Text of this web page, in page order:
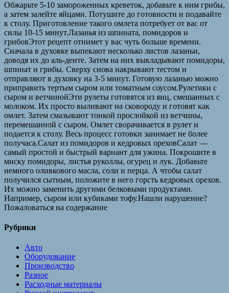
Обжарьте 5-10 замороженных креветок, добавьте к ним грибы,
а затем залейте яйцами. Потушите до готовности и подавайте
к столу. Приготовление такого омлета потребует от вас от
силы 10-15 минут.Лазанья из шпината, помидоров и
грибовЭтот рецепт отнимет у вас чуть больше времени.
Сначала в духовке выпекают несколько листов лазаньи,
доводя их до аль-денте. Затем на них выкладывают помидоры,
шпинат и грибы. Сверху снова накрывают тестом и
отправляют в духовку на 3-5 минут. Готовую лазанью можно
приправить тертым сыром или томатным соусом.Рулетики с
сыром и ветчинойЭти рулеты готовятся из яиц, смешанных с
молоком. Их просто выливают на сковороду и готовят как
омлет. Затем смазывают тонкой прослойкой из ветчины,
перемешанной с сыром. Омлет сворачивается в рулет и
подается к столу. Весь процесс готовки занимает не более
получаса.Салат из помидоров и кедровых ореховСалат —
самый простой и быстрый вариант для ужина. Покрошите в
миску помидоры, листья руколлы, огурец и лук. Добавьте
немного оливкового масла, соли и перца. А чтобы салат
получился сытным, положите в него горсть кедровых орехов.
Их можно заменить другими белковыми продуктами.
Например, сыром или кубиками тофу.Нашли нарушение?
Пожаловаться на содержание
Рубрики
Авто
Оборудование
Производство
Разное
Расходные материалы